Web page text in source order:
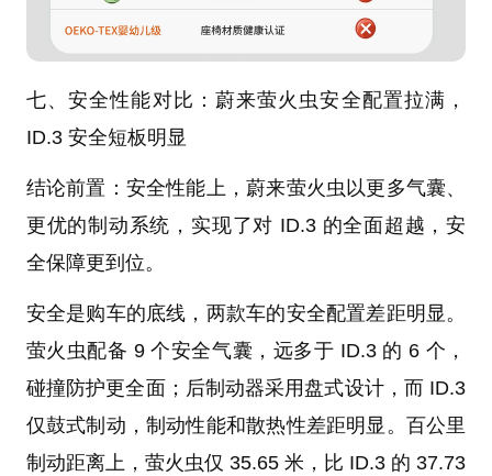
七、安全性能对比：蔚来萤火虫安全配置拉满，
ID.3 安全短板明显
结论前置：安全性能上，蔚来萤火虫以更多气囊、
更优的制动系统，实现了对 ID.3 的全面超越，安
全保障更到位。
安全是购车的底线，两款车的安全配置差距明显。
萤火虫配备 9 个安全气囊，远多于 ID.3 的 6 个，
碰撞防护更全面；后制动器采用盘式设计，而 ID.3
仅鼓式制动，制动性能和散热性差距明显。百公里
制动距离上，萤火虫仅 35.65 米，比 ID.3 的 37.73